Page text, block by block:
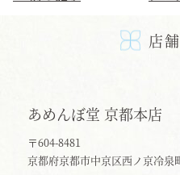
店
あめんぼ堂 京都本店
〒604-8481
京都府京都市中京区西ノ京冷泉